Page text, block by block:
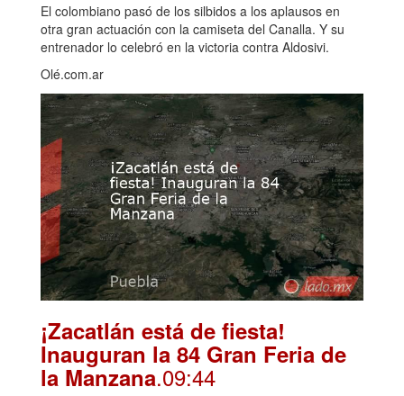
El colombiano pasó de los silbidos a los aplausos en
otra gran actuación con la camiseta del Canalla. Y su
entrenador lo celebró en la victoria contra Aldosivi.
Olé.com.ar
¡Zacatlán está de fiesta!
Inauguran la 84 Gran Feria de
la Manzana.09:44